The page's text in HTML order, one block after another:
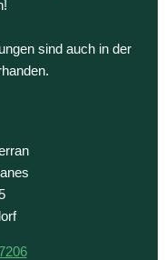
sind auch in der